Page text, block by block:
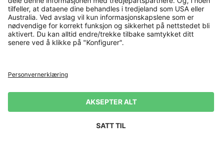
Flere nettbutikker
Norge
Personvernerklæring
Vilkår og betingelser
Firmainformasjon
Angrerett Levering